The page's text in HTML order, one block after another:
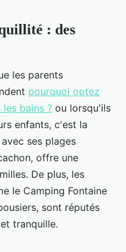
: des
les parents
pourquoi optez
bains ? ou lorsqu'ils
enfants, c'est la
ses plages
offre une
De plus, les
le Camping Fontaine
sont réputés
tranquille.